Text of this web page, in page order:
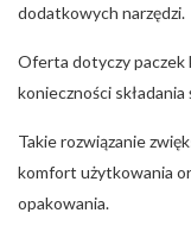
dodatkowych narzędzi.
Oferta dotyczy paczek
konieczności
Takie rozwiązanie
komfort użytkowania
opakowania.